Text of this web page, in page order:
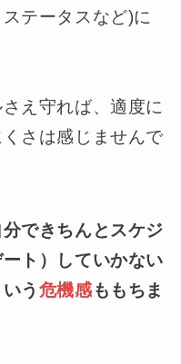
テータスなど)に
え守れば、適度に
さは感じませんで
できちんとスケジ
ト）していかない
う 危機感ももちま